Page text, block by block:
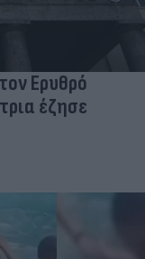
Ερυθρό
έζησε